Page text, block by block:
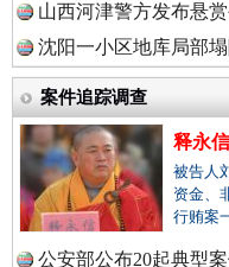
中国
中国
山西河津警方发布悬
沈阳一小区地库局部
案件追踪调查
释永
被告人
资金、
行贿案
公安部公布20起典型